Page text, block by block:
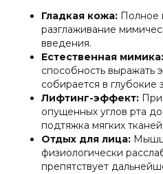
Гладкая кожа: Полное
разглаживание
введения.
Естественная мимика:
способность выражать
собирается в глубокие
Лифтинг-эффект:
опущенных углов рта
подтяжка мягких тканей.
Отдых для лица:
физиологически
препятствует